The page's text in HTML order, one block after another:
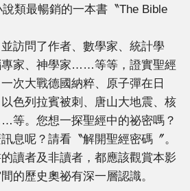
類最暢銷的一本書〝The Bible
訪問了作者、數學家、統計學
專家、神學家……等等，證實聖經
次大戰德國納粹、原子彈在日
色列拉賓被刺、唐山大地震、核
等。您想一探聖經中的祕密嗎？
息呢？請看〝解開聖經密碼〞。
的讀者及非讀者，都應該觀賞本影
的歷史奧祕有深一層認識。